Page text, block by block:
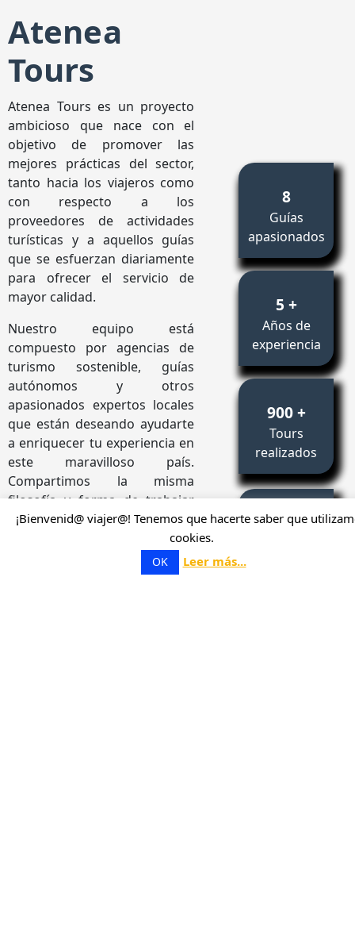
Atenea
Tours
Atenea Tours es un proyecto
ambicioso que nace con el
objetivo de promover las
mejores prácticas del sector,
tanto hacia los viajeros como
con respecto a los
proveedores de actividades
turísticas y a aquellos guías
que se esfuerzan diariamente
para ofrecer el servicio de
mayor calidad.
Nuestro equipo está
compuesto por agencias de
turismo sostenible, guías
autónomos y otros
apasionados expertos locales
que están deseando ayudarte
a enriquecer tu experiencia en
este maravilloso país.
Compartimos la misma
filosofía y forma de trabajar
que nos caracteriza:
Cuando reservas cualquiera de
nuestros tours y excursiones,
8
Guías
apasionados
5 +
Años de
experiencia
900 +
Tours
realizados
7500 +
Artículo añadido al carrito.
¡Bienvenid@ viajer@! Tenemos que hacerte saber que
cookies.
OK Leer más...